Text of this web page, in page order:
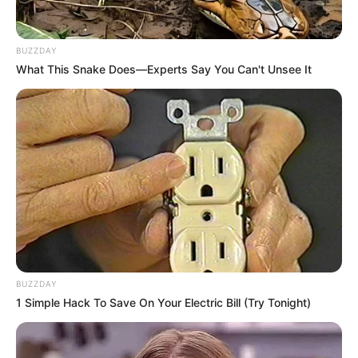
odpowiedzą też Cameron MacConomy („Igrzyska śmierci:
Kosogłos”), Rick Jacobs („Locke & Key”), Glenn Geller
„Pandemic: How to Prevent an Outbreak”)
„Córka króla moczarów”), Bard Dorros („Detektyw: Kraina
nocy”)i Zack Hayden („Trzynaście powodów”)
Sprawdź też:Mistrz kina już na planie – jest nawet zdjęcie!
Szykujcie się na film w klimatach klasyków
BUZZDAY
What This Snake Does—Experts Say You Can't Unsee It
BUZZDAY
1 Simple Hack To Save On Your Electric Bill (Try Tonight)